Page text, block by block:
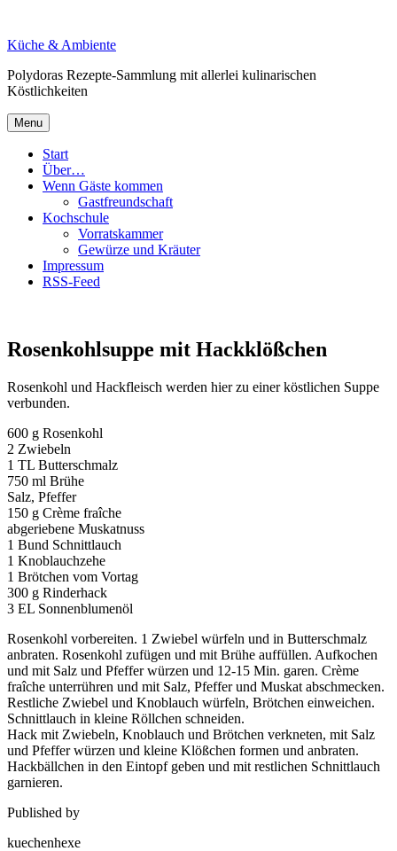
content
Küche & Ambiente
Polydoras Rezepte-Sammlung mit allerlei kulinarischen
Köstlichkeiten
Menu
Start
Über…
Wenn Gäste kommen
Gastfreundschaft
Kochschule
Vorratskammer
Gewürze und Kräuter
Impressum
RSS-Feed
Rosenkohlsuppe mit Hackklößchen
Rosenkohl und Hackfleisch werden hier zu einer köstlichen Suppe
verbunden.
600 g Rosenkohl
2 Zwiebeln
1 TL Butterschmalz
750 ml Brühe
Salz, Pfeffer
150 g Crème fraîche
abgeriebene Muskatnuss
1 Bund Schnittlauch
1 Knoblauchzehe
1 Brötchen vom Vortag
300 g Rinderhack
3 EL Sonnenblumenöl
Rosenkohl vorbereiten. 1 Zwiebel würfeln und in Butterschmalz
anbraten. Rosenkohl zufügen und mit Brühe auffüllen. Aufkochen
und mit Salz und Pfeffer würzen und 12-15 Min. garen. Crème
fraîche unterrühren und mit Salz, Pfeffer und Muskat abschmecken.
Restliche Zwiebel und Knoblauch würfeln, Brötchen einweichen.
Schnittlauch in kleine Röllchen schneiden.
Hack mit Zwiebeln, Knoblauch und Brötchen verkneten, mit Salz
und Pfeffer würzen und kleine Klößchen formen und anbraten.
Hackbällchen in den Eintopf geben und mit restlichen Schnittlauch
garnieren.
Published by
kuechenhexe